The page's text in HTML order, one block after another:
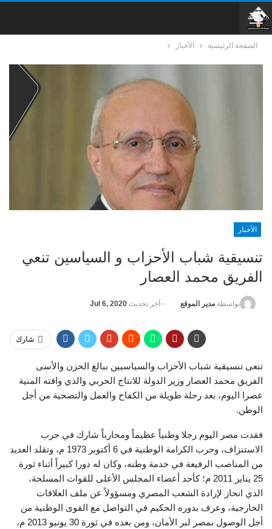
الصفحة الرئيسية الأخبار
الأخبار
تنسيقية شباب الأحزاب و السياسين تنعي
الفريق محمد العصار
بواسطة مدير الموقع آخر تحديث Jul 6, 2020
شارك
تنعى تنسيقية شباب الأحزاب والسياسيين ببالغ الحزن والأسى
الفريق محمد العصار وزير الدولة للانتاج الحربي والذي وافته المنية
عصرا اليوم، بعد رحلة طويلة من الكفاح والعمل والتضحية من أجل
الوطن.
فقدت مصر اليوم رجلا وطنياً عظيماً ومحارباً شارك في حرب
الاستنزاف، وحرب الكرامة الوطنية في 6 أكتوبر 1973 م، وتقلد العديد
من المناصب الرفيعة في خدمة وطنه، وكان له دورا كبيراً أثناء ثورة
25 يناير 2011 م؛ كأحد أعضاء المجلس الأعلى للقوات المسلحة،
الذي انحاز لإرادة الشعب المصري ومسؤولاً عن ملف العلاقات
الخارجية، وعرف بدوره الحكيم في التواصل مع القوى الوطنية من
أجل الوصول بمصر لبر الأمان، ومن بعده في ثورة 30 يونيو 2013 م،